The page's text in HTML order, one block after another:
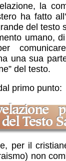
la
ha fatto
del testo
umano,
una sua
del testo.
primo punto:
Testo
per il
non